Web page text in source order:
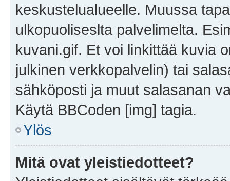
keskustelualueelle. Muussa
ulkopuoliseslta palvelimelta.
kuvani.gif. Et voi linkittää kuvia
julkinen verkkopalvelin) tai
sähköposti ja muut salasanan
Käytä BBCoden [img] tagia.
Ylös
Mitä ovat yleistiedotteet?